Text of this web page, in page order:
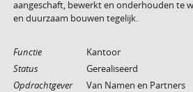
aangeschaft, bewerkt en onderhouden te
en duurzaam bouwen tegelijk.
Functie
Kantoor
Status
Gerealiseerd
Opdrachtgever
Van Namen en Partners